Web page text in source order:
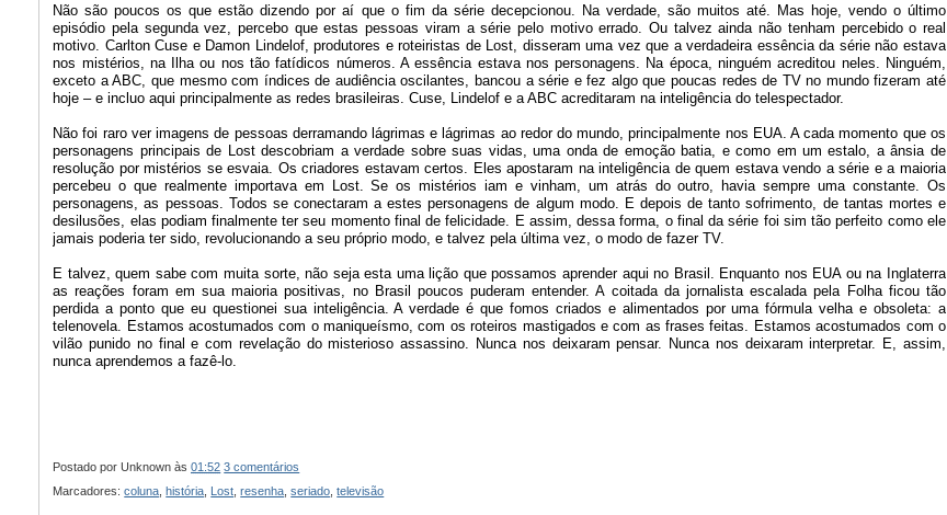
Não são poucos os que estão dizendo por aí que o fim da série decepcionou. Na verdade, são muitos até. Mas hoje, vendo o último
episódio pela segunda vez, percebo que estas pessoas viram a série pelo motivo errado. Ou talvez ainda não tenham percebido o real
motivo. Carlton Cuse e Damon Lindelof, produtores e roteiristas de Lost, disseram uma vez que a verdadeira essência da série não estava
nos mistérios, na Ilha ou nos tão fatídicos números. A essência estava nos personagens. Na época, ninguém acreditou neles. Ninguém,
exceto a ABC, que mesmo com índices de audiência oscilantes, bancou a série e fez algo que poucas redes de TV no mundo fizeram até
hoje – e incluo aqui principalmente as redes brasileiras. Cuse, Lindelof e a ABC acreditaram na inteligência do telespectador.
Não foi raro ver imagens de pessoas derramando lágrimas e lágrimas ao redor do mundo, principalmente nos EUA. A cada momento que os
personagens principais de Lost descobriam a verdade sobre suas vidas, uma onda de emoção batia, e como em um estalo, a ânsia de
resolução por mistérios se esvaia. Os criadores estavam certos. Eles apostaram na inteligência de quem estava vendo a série e a maioria
percebeu o que realmente importava em Lost. Se os mistérios iam e vinham, um atrás do outro, havia sempre uma constante. Os
personagens, as pessoas. Todos se conectaram a estes personagens de algum modo. E depois de tanto sofrimento, de tantas mortes e
desilusões, elas podiam finalmente ter seu momento final de felicidade. E assim, dessa forma, o final da série foi sim tão perfeito como ele
jamais poderia ter sido, revolucionando a seu próprio modo, e talvez pela última vez, o modo de fazer TV.
E talvez, quem sabe com muita sorte, não seja esta uma lição que possamos aprender aqui no Brasil. Enquanto nos EUA ou na Inglaterra
as reações foram em sua maioria positivas, no Brasil poucos puderam entender. A coitada da jornalista escalada pela Folha ficou tão
perdida a ponto que eu questionei sua inteligência. A verdade é que fomos criados e alimentados por uma fórmula velha e obsoleta: a
telenovela. Estamos acostumados com o maniqueísmo, com os roteiros mastigados e com as frases feitas. Estamos acostumados com o
vilão punido no final e com revelação do misterioso assassino. Nunca nos deixaram pensar. Nunca nos deixaram interpretar. E, assim,
nunca aprendemos a fazê-lo.
Postado porUnknown às01:52 3 comentários
Marcadores:coluna ,história Lost ,resenha ,seriado ,televisão